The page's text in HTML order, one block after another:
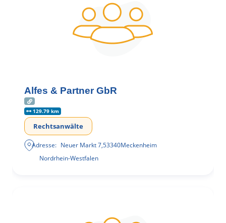
Alfes & Partner GbR
129.79 km
Rechtsanwälte
Adresse: Neuer Markt 7,53340Meckenheim
Nordrhein-Westfalen